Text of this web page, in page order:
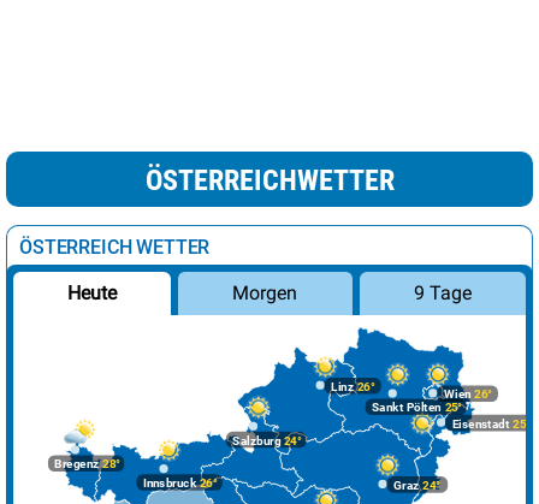
ÖSTERREICHWETTER
ÖSTERREICH WETTER
Heute Morgen 9 Tage
Bregenz28°
Graz24°
Innsbruck26°
Linz26°
Salzburg24°
Wien 26°
Eisenstadt 25°
Sankt Pölten 25°